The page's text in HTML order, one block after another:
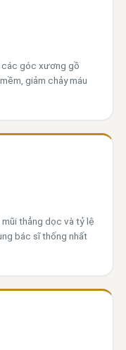
các góc xương gồ
giảm chảy máu
thẳng dọc và tỷ lệ
bác sĩ thống nhất